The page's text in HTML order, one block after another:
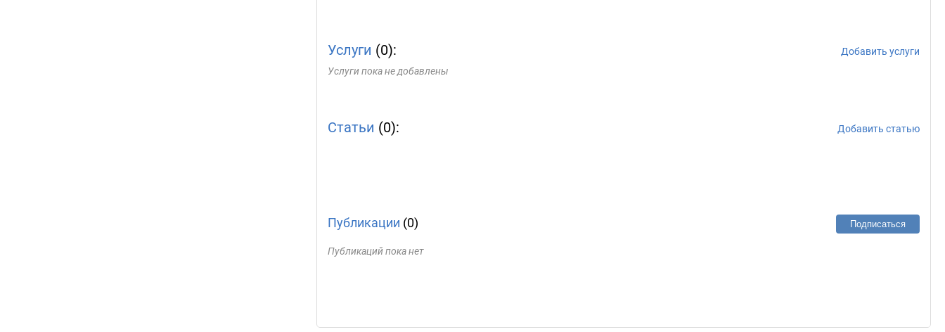
Услуги (0):
Добавить услуги
Услуги пока не добавлены
Статьи (0): Добавить статью
Публикации (0) Подписаться
Публикаций пока нет